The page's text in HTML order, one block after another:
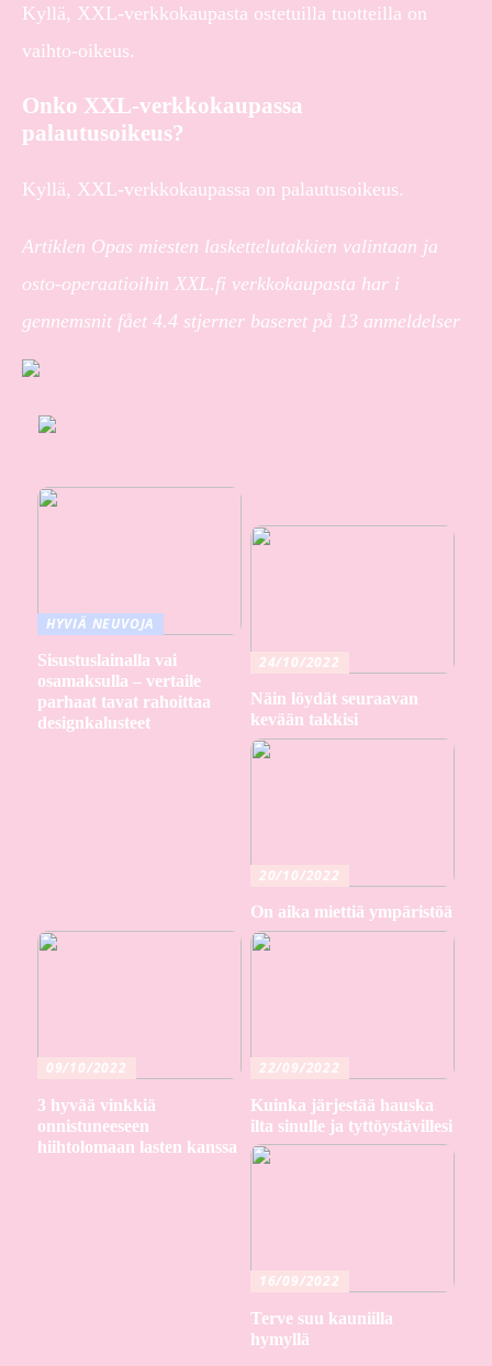
Kyllä, XXL-verkkokaupasta ostetuilla tuotteilla on
vaihto-oikeus.
Onko XXL-verkkokaupassa
palautusoikeus?
Kyllä, XXL-verkkokaupassa on palautusoikeus.
Artiklen Opas miesten laskettelutakkien valintaan ja
osto-operaatioihin XXL.fi verkkokaupasta har i
gennemsnit fået 4.4 stjerner baseret på 13 anmeldelser
HYVIÄ NEUVOJA
Sisustuslainalla vai
osamaksulla – vertaile
parhaat tavat rahoittaa
designkalusteet
24/10/2022
Näin löydät seuraavan
kevään takkisi
20/10/2022
On aika miettiä ympäristöä
09/10/2022
3 hyvää vinkkiä
onnistuneeseen
hiihtolomaan lasten kanssa
22/09/2022
Kuinka järjestää hauska
ilta sinulle ja tyttöystävillesi
16/09/2022
Terve suu kauniilla
hymyllä